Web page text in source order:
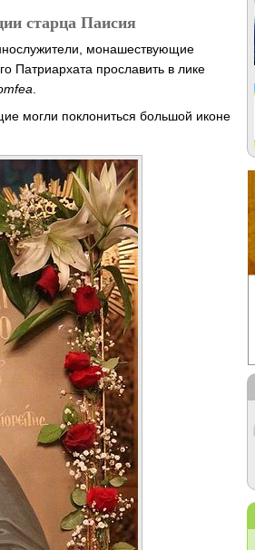
старца Паисия
монашествующие
Патриархата прославить в лике
могли поклониться большой иконе